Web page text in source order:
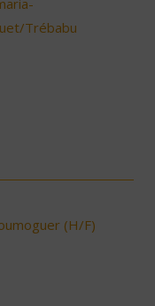
Trébabu
(H/F)